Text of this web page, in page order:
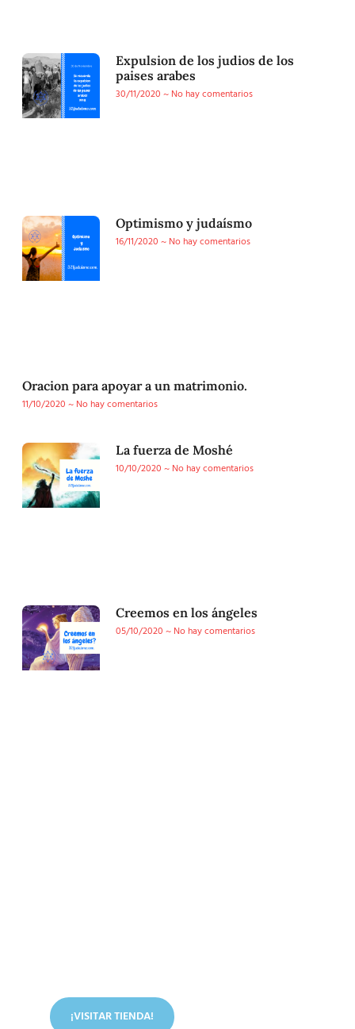
Expulsion de los judios de los
paises arabes
30/11/2020
No hay comentarios
Optimismo y judaísmo
16/11/2020
No hay comentarios
Oracion para apoyar a un matrimonio.
11/10/2020
No hay comentarios
La fuerza de Moshé
10/10/2020
No hay comentarios
Creemos en los ángeles
05/10/2020
No hay comentarios
¡VISITAR TIENDA!